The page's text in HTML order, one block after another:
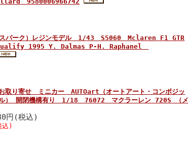
スパーク）レジンモデル 1/43 S5060 Mclaren F1 GTR
1995 Y. Dalmas P-H. Raphanel
取り寄せ ミニカー AUTOart（オートアート・コンポジッ
ル） 開閉機構有り 1/18 76072 マクラーレン 720S （メ
円(税込)
)